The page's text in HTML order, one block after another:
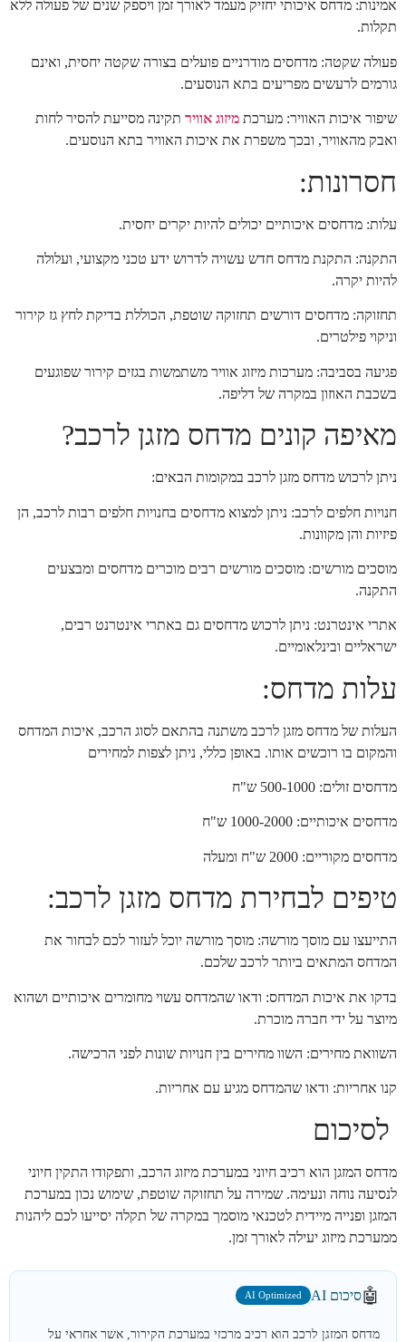
אמינות: מדחס איכותי יחזיק מעמד לאורך זמן ויספק שנים של פעולה ללא
תקלות.
פעולה שקטה: מדחסים מודרניים פועלים בצורה שקטה יחסית, ואינם
גורמים לרעשים מפריעים בתא הנוסעים.
שיפור איכות האוויר: מערכת מיזוג אוויר תקינה מסייעת להסיר לחות
ואבק מהאוויר, ובכך משפרת את איכות האוויר בתא הנוסעים.
חסרונות:
עלות: מדחסים איכותיים יכולים להיות יקרים יחסית.
התקנה: התקנת מדחס חדש עשויה לדרוש ידע טכני מקצועי, ועלולה
להיות יקרה.
תחזוקה: מדחסים דורשים תחזוקה שוטפת, הכוללת בדיקת לחץ גז קירור
וניקוי פילטרים.
פגיעה בסביבה: מערכות מיזוג אוויר משתמשות בגזים קירור שפוגעים
בשכבת האוזון במקרה של דליפה.
מאיפה קונים מדחס מזגן לרכב?
ניתן לרכוש מדחס מזגן לרכב במקומות הבאים:
חנויות חלפים לרכב: ניתן למצוא מדחסים בחנויות חלפים רבות לרכב, הן
פיזיות והן מקוונות.
מוסכים מורשים: מוסכים מורשים רבים מוכרים מדחסים ומבצעים
התקנה.
אתרי אינטרנט: ניתן לרכוש מדחסים גם באתרי אינטרנט רבים,
ישראליים ובינלאומיים.
עלות מדחס:
העלות של מדחס מזגן לרכב משתנה בהתאם לסוג הרכב, איכות המדחס
והמקום בו רוכשים אותו. באופן כללי, ניתן לצפות למחירים
מדחסים זולים: 500-1000 ש"ח
מדחסים איכותיים: 1000-2000 ש"ח
מדחסים מקוריים: 2000 ש"ח ומעלה
טיפים לבחירת מדחס מזגן לרכב:
התייעצו עם מוסך מורשה: מוסך מורשה יוכל לעזור לכם לבחור את
המדחס המתאים ביותר לרכב שלכם.
בדקו את איכות המדחס: ודאו שהמדחס עשוי מחומרים איכותיים ושהוא
מיוצר על ידי חברה מוכרת.
השוואת מחירים: השוו מחירים בין חנויות שונות לפני הרכישה.
קנו אחריות: ודאו שהמדחס מגיע עם אחריות.
לסיכום
מדחס המזגן הוא רכיב חיוני במערכת מיזוג הרכב, ותפקודו התקין חיוני
לנסיעה נוחה ונעימה. שמירה על תחזוקה שוטפת, שימוש נכון במערכת
המזגן ופנייה מיידית לטכנאי מוסמך במקרה של תקלה יסייעו לכם ליהנות
ממערכת מיזוג יעילה לאורך זמן.
🤖סיכום AI AI Optimized
מדחס המזגן לרכב הוא רכיב מרכזי במערכת הקירור, אשר אחראי על